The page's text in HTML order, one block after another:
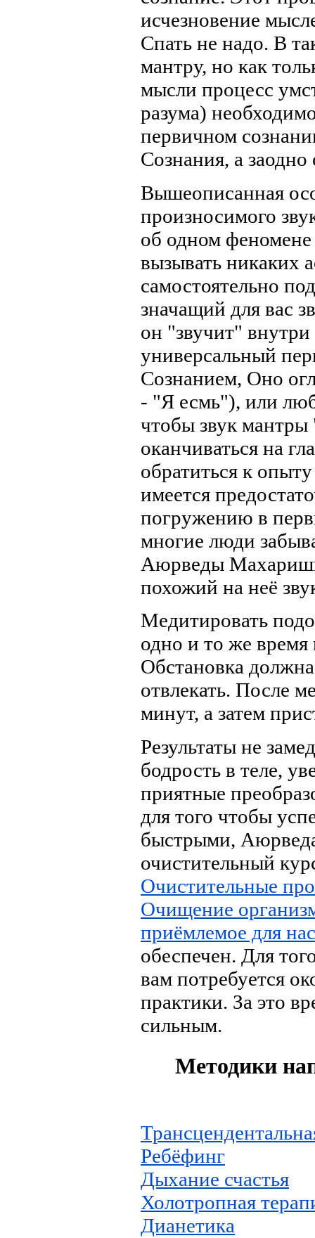
исчезновение
Спать не надо. В
мантру, но как
мысли процесс
разума)
первичном
Сознания, а
Вышеописанная
произносимого
об одном
вызывать никаких
самостоятельно
значащий для вас
он "звучит"
универсальный
Сознанием, Оно
- "Я есмь"), или
чтобы звук мантры
оканчиваться на
обратиться к
имеется
погружению в
многие люди
Аюрведы
похожий на неё
Медитировать
одно и то же время
Обстановка
отвлекать. После
минут, а затем
Результаты не
бодрость в теле,
приятные
для того чтобы
быстрыми,
очистительный
Очистительные
Очищение
приёмлемое для
обеспечен. Для
вам потребуется
практики. За это
сильным.
Методики
Ребёфинг
Дыхание счастья
Холотропная
Дианетика